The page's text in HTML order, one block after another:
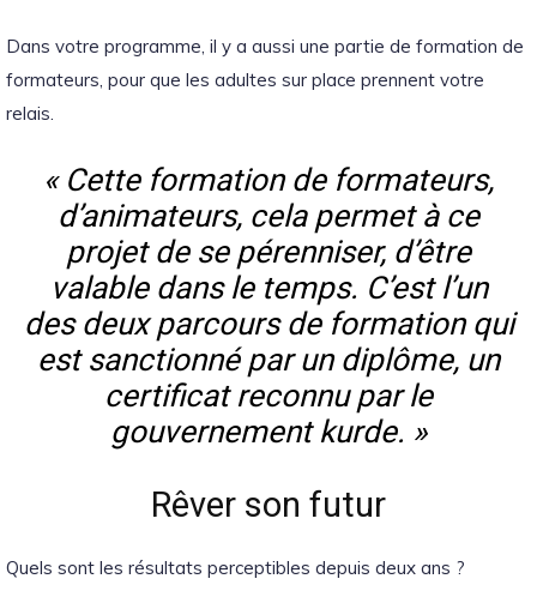
Dans votre programme, il y a aussi une partie de formation de
formateurs, pour que les adultes sur place prennent votre
relais.
« Cette formation de formateurs,
d’animateurs, cela permet à ce
projet de se pérenniser, d’être
valable dans le temps. C’est l’un
des deux parcours de formation qui
est sanctionné par un diplôme, un
certificat reconnu par le
gouvernement kurde. »
Rêver son futur
Quels sont les résultats perceptibles depuis deux ans ?